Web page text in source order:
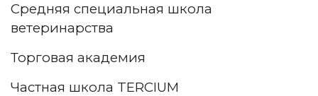
Средняя специальная школа
ветеринарства
Торговая академия
Частная школа TERCIUM